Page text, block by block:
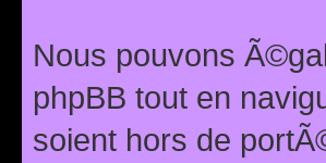
Nous pouvons
phpBB tout en
soient hors de